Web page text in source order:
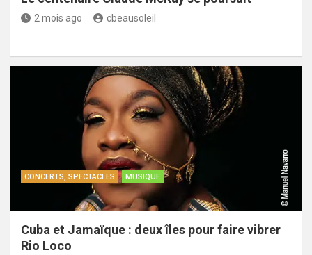
2 mois ago cbeausoleil
CONCERTS, SPECTACLES MUSIQUE
Cuba et Jamaïque : deux îles pour faire vibrer
Rio Loco